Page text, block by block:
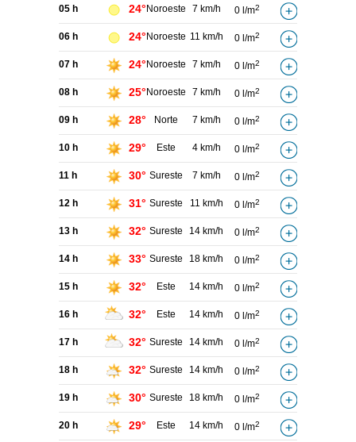
05 h 24° Noroeste 7 km/h 0 l/m2
06 h 24° Noroeste 11 km/h 0 l/m2
07 h 24° Noroeste 7 km/h 0 l/m2
08 h 25° Noroeste 7 km/h 0 l/m2
09 h 28° Norte 7 km/h 0 l/m2
10 h 29° Este 4 km/h 0 l/m2
11 h 30° Sureste 7 km/h 0 l/m2
12 h 31° Sureste 11 km/h 0 l/m2
13 h 32° Sureste 14 km/h 0 l/m2
14 h 33° Sureste 18 km/h 0 l/m2
15 h 32° Este 14 km/h 0 l/m2
16 h 32° Este 14 km/h 0 l/m2
17 h 32° Sureste 14 km/h 0 l/m2
18 h 32° Sureste 14 km/h 0 l/m2
19 h 30° Sureste 18 km/h 0 l/m2
20 h 29° Este 14 km/h 0 l/m2